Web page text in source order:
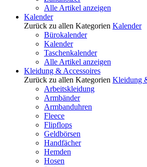
Alle Artikel anzeigen
Kalender
Zurück zu allen Kategorien Kalender
Bürokalender
Kalender
Taschenkalender
Alle Artikel anzeigen
Kleidung & Accessoires
Zurück zu allen Kategorien Kleidung
Arbeitskleidung
Armbänder
Armbanduhren
Fleece
Flipflops
Geldbörsen
Handfächer
Hemden
Hosen